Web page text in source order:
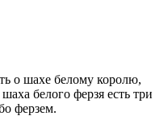
о шахе белому королю,
белого ферзя есть три
ферзем.